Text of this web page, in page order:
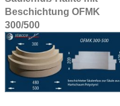
Beschichtung OFMK
300/500